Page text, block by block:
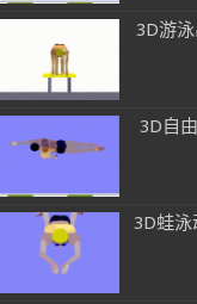
3D游
3D自
3D蛙泳